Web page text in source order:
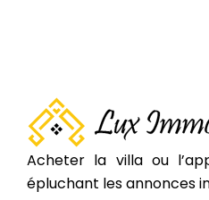
Acheter la villa ou
épluchant les annonces